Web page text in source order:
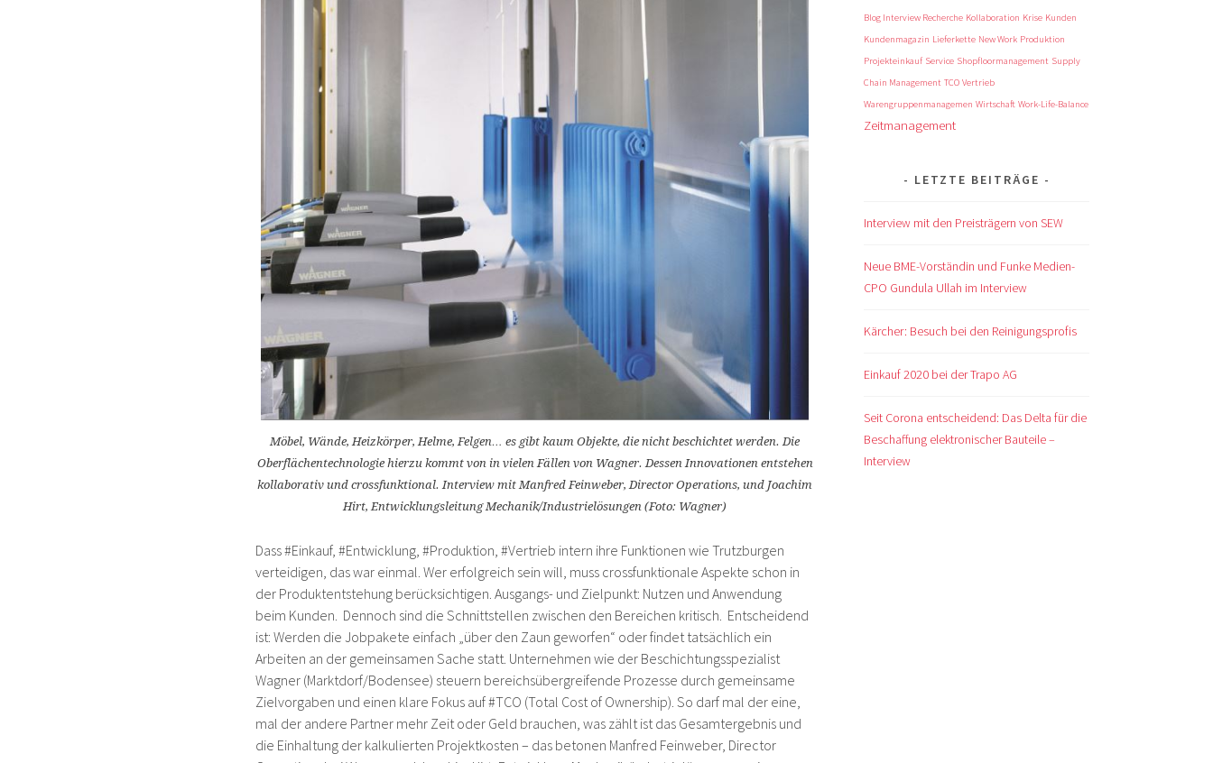
Möbel, Wände, Heizkörper, Helme, Felgen… es gibt kaum Objekte, die nicht beschichtet werden. Die
Oberflächentechnologie hierzu kommt von in vielen Fällen von Wagner. Dessen Innovationen entstehen
kollaborativ und crossfunktional. Interview mit Manfred Feinweber, Director Operations, und Joachim
Hirt, Entwicklungsleitung Mechanik/Industrielösungen (Foto: Wagner)
Dass #Einkauf, #Entwicklung, #Produktion, #Vertrieb intern ihre Funktionen wie Trutzburgen
verteidigen, das war einmal. Wer erfolgreich sein will, muss crossfunktionale Aspekte schon in
der Produktentstehung berücksichtigen. Ausgangs- und Zielpunkt: Nutzen und Anwendung
beim Kunden. Dennoch sind die Schnittstellen zwischen den Bereichen kritisch. Entscheidend
ist: Werden die Jobpakete einfach „über den Zaun geworfen“ oder findet tatsächlich ein
Arbeiten an der gemeinsamen Sache statt. Unternehmen wie der Beschichtungsspezialist
Wagner (Marktdorf/Bodensee) steuern bereichsübergreifende Prozesse durch gemeinsame
Zielvorgaben und einen klare Fokus auf #TCO (Total Cost of Ownership). So darf mal der eine,
mal der andere Partner mehr Zeit oder Geld brauchen, was zählt ist das Gesamtergebnis und
die Einhaltung der kalkulierten Projektkosten – das betonen Manfred Feinweber, Director
Blog Interview Recherche Kollaboration Krise Kunden
Kundenmagazin Lieferkette New Work Produktion
Projekteinkauf Service Shopfloormanagement Supply
Chain Management TCO Vertrieb
Warengruppenmanagemen Wirtschaft Work-Life-Balance
Zeitmanagement
LETZTE BEITRÄGE
Interview mit den Preisträgern von SEW
Neue BME-Vorständin und Funke Medien-
CPO Gundula Ullah im Interview
Kärcher: Besuch bei den Reinigungsprofis
Einkauf 2020 bei der Trapo AG
Seit Corona entscheidend: Das Delta für die
Beschaffung elektronischer Bauteile –
Interview